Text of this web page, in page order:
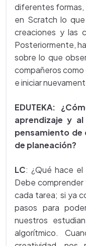
diferentes formas,
en Scratch lo que
creaciones y las
Posteriormente,
sobre lo que
compañeros como
e iniciar
EDUTEKA:
aprendizaje y
pensamiento
de planeación?
LC: ¿Qué hace el
Debe comprender
cada tarea; si ya
pasos para
nuestros
algorítmico.